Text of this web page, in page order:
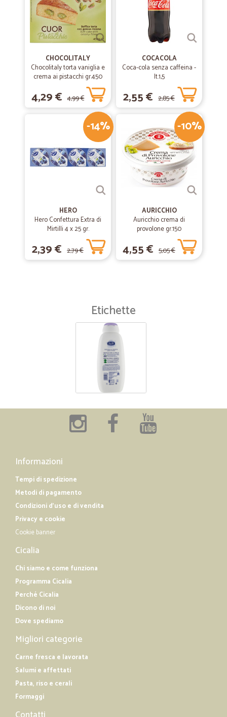
CHOCOLITALY
Chocolitaly torta vaniglia e
crema ai pistacchi gr.450
4,29 € 4,99 €
COCACOLA
Coca-cola senza caffeina -
lt.1,5
2,55 € 2,85 €
-14%
HERO
Hero Confettura Extra di
Mirtilli 4 x 25 gr.
2,39 € 2,79 €
-10%
AURICCHIO
Auricchio crema di
provolone gr.150
4,55 € 5,05 €
Etichette
Informazioni
Tempi di spedizione
Metodi di pagamento
Condizioni d'uso e di vendita
Privacy e cookie
Cookie banner
Cicalia
Chi siamo e come funziona
Programma Cicalia
Perché Cicalia
Dicono di noi
Dove spediamo
Migliori categorie
Carne fresca e lavorata
Salumi e affettati
Pasta, riso e cerali
Formaggi